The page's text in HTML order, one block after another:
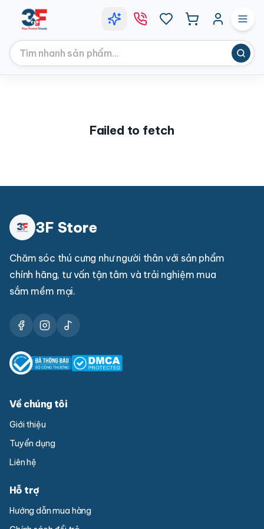
Failed to fetch
3F Store
Chăm sóc thú cưng như người thân với sản phẩm
chính hãng, tư vấn tận tâm và trải nghiệm mua
sắm mềm mại.
Về chúng tôi
Giới thiệu
Tuyển dụng
Liên hệ
Hỗ trợ
Hướng dẫn mua hàng